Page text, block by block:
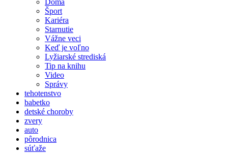
Doma
Šport
Kariéra
Starnutie
Vážne veci
Keď je voľno
Lyžiarské strediská
Tip na knihu
Video
Správy
tehotenstvo
babetko
detské choroby
zvery
auto
pôrodnica
súťaže